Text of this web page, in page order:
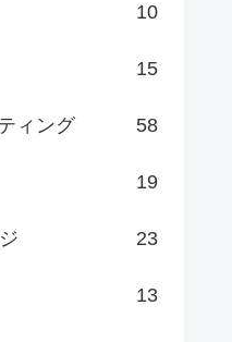
10
15
ィング 58
19
23
13